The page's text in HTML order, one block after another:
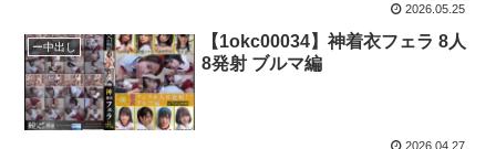
2026.05.25
ー中出し
【1okc00034】神着衣フェラ 8人
8発射 ブルマ編
2026.04.27